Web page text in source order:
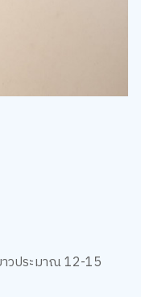
วประมาณ 12-15